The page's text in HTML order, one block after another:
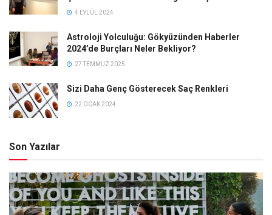
4 EYLÜL 2024
Astroloji Yolculuğu: Gökyüzünden Haberler
2024’de Burçları Neler Bekliyor?
27 TEMMUZ 2025
Sizi Daha Genç Gösterecek Saç Renkleri
22 OCAK 2024
Son Yazılar